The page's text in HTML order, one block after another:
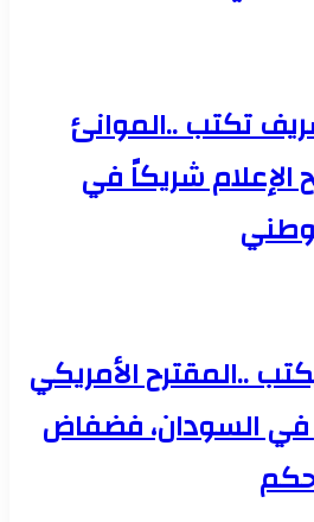
تكتب ..الموانئ
الإعلام شريكاً في
..المقترح الأمريكي
في السودان، فضفاض